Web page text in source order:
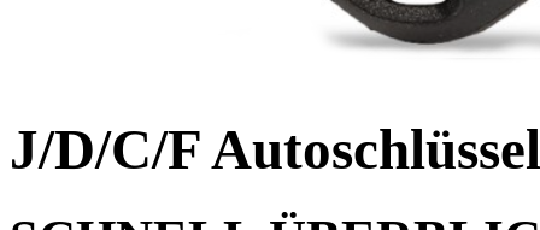
J/D/C/F